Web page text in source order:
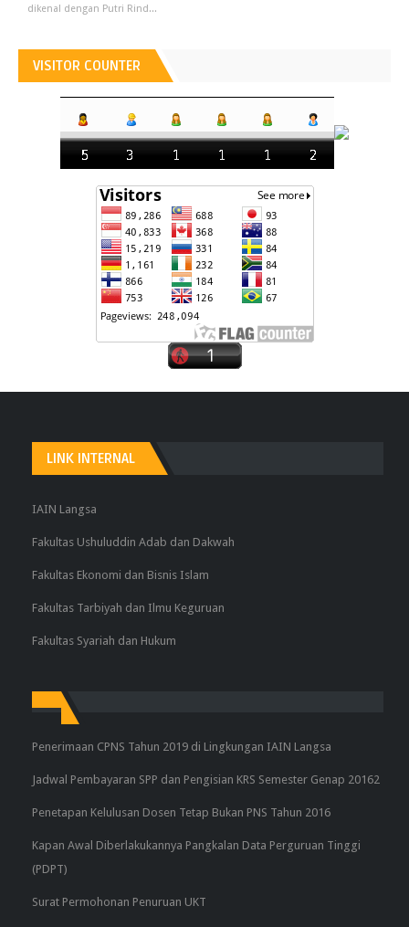
dikenal dengan Putri Rind...
VISITOR COUNTER
LINK INTERNAL
IAIN Langsa
Fakultas Ushuluddin Adab dan Dakwah
Fakultas Ekonomi dan Bisnis Islam
Fakultas Tarbiyah dan Ilmu Keguruan
Fakultas Syariah dan Hukum
Penerimaan CPNS Tahun 2019 di Lingkungan IAIN Langsa
Jadwal Pembayaran SPP dan Pengisian KRS Semester Genap 20162
Penetapan Kelulusan Dosen Tetap Bukan PNS Tahun 2016
Kapan Awal Diberlakukannya Pangkalan Data Perguruan Tinggi
(PDPT)
Surat Permohonan Penuruan UKT